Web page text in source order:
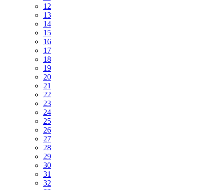
12
13
14
15
16
17
18
19
20
21
22
23
24
25
26
27
28
29
30
31
32